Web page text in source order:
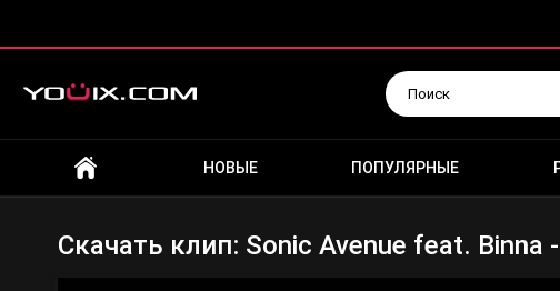
НОВЫЕ ПОПУЛЯРНЫЕ
Скачать клип: Sonic Avenue feat. Binna